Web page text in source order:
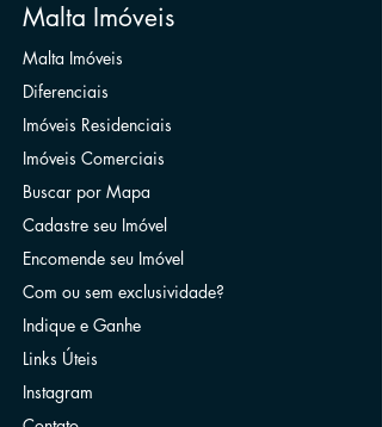
Malta Imóveis
Malta Imóveis
Diferenciais
Imóveis Residenciais
Imóveis Comerciais
Buscar por Mapa
Cadastre seu Imóvel
Encomende seu Imóvel
Com ou sem exclusividade?
Indique e Ganhe
Links Úteis
Instagram